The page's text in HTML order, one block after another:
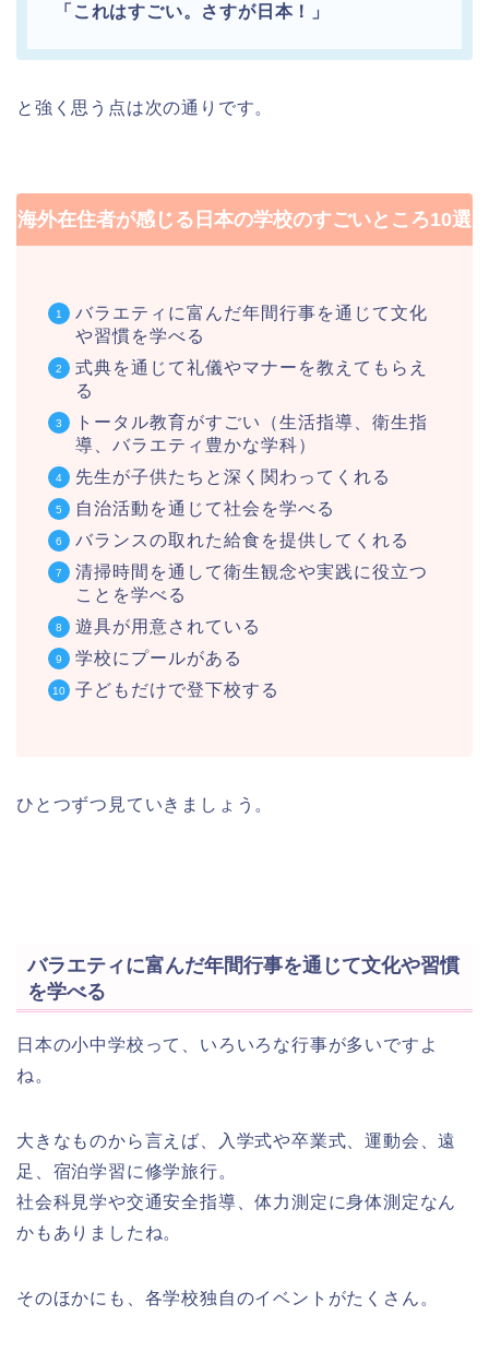
「これはすごい。さすが日本！」
と強く思う点は次の通りです。
海外在住者が感じる日本の学校のすごいところ10選
バラエティに富んだ年間行事を通じて文化
や習慣を学べる
式典を通じて礼儀やマナーを教えてもらえ
る
トータル教育がすごい（生活指導、衛生指
導、バラエティ豊かな学科）
先生が子供たちと深く関わってくれる
自治活動を通じて社会を学べる
バランスの取れた給食を提供してくれる
清掃時間を通して衛生観念や実践に役立つ
ことを学べる
遊具が用意されている
学校にプールがある
子どもだけで登下校する
ひとつずつ見ていきましょう。
バラエティに富んだ年間行事を通じて文化や習慣
を学べる
日本の小中学校って、いろいろな行事が多いですよ
ね。
大きなものから言えば、入学式や卒業式、運動会、遠
足、宿泊学習に修学旅行。
社会科見学や交通安全指導、体力測定に身体測定なん
かもありましたね。
そのほかにも、各学校独自のイベントがたくさん。